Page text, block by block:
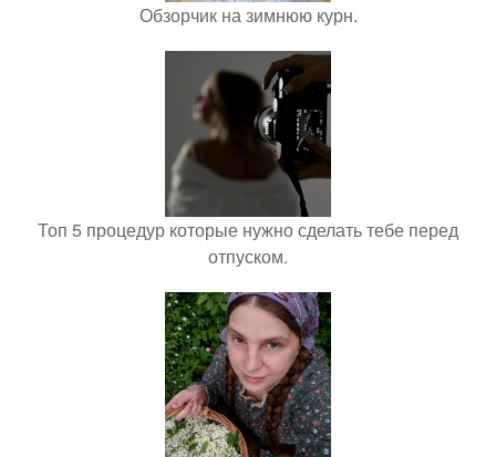
Обзорчик на зимнюю курн.
Топ 5 процедур которые нужно сделать тебе перед
отпуском.